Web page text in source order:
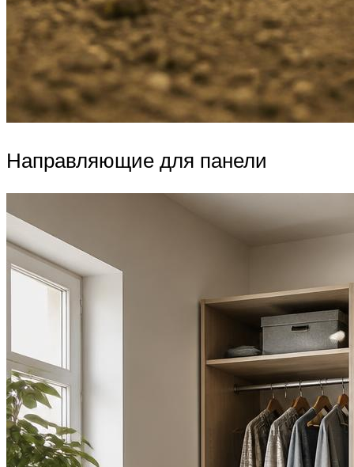
Направляющие для панели